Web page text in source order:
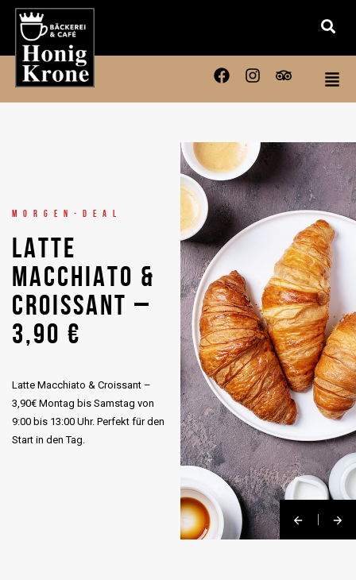
MORGEN-DEAL
LATTE
MACCHIATO &
CROISSANT –
3,90 €
Latte Macchiato & Croissant –
3,90€ Montag bis Samstag von
9:00 bis 13:00 Uhr. Perfekt für den
Start in den Tag.